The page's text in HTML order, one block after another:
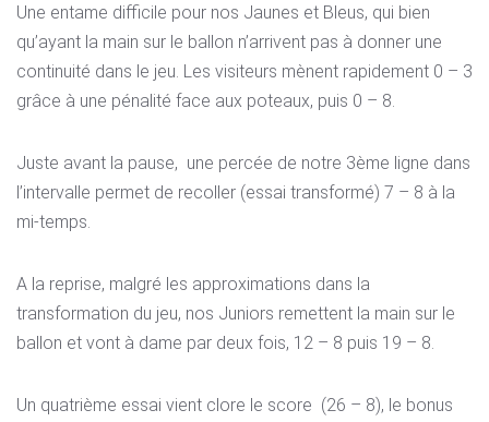
Une entame difficile pour nos Jaunes et Bleus, qui bien
qu’ayant la main sur le ballon n’arrivent pas à donner une
continuité dans le jeu. Les visiteurs mènent rapidement 0 – 3
grâce à une pénalité face aux poteaux, puis 0 – 8.
Juste avant la pause, une percée de notre 3ème ligne dans
l’intervalle permet de recoller (essai transformé) 7 – 8 à la
mi-temps.
A la reprise, malgré les approximations dans la
transformation du jeu, nos Juniors remettent la main sur le
ballon et vont à dame par deux fois, 12 – 8 puis 19 – 8.
Un quatrième essai vient clore le score (26 – 8), le bonus